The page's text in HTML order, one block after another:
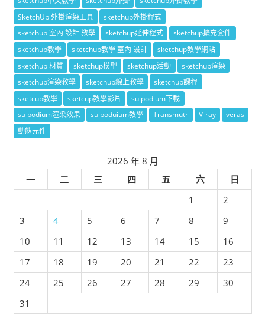
SketchUp 外掛渲染工具
sketchup外掛程式
sketchup 室內 設計 教學
sketchup延伸程式
sketchup擴充套件
sketchup教學
sketchup教學 室內 設計
sketchup教學網站
sketchup 材質
sketchup模型 sketchup活動
sketchup渲染
sketchup渲染教學
sketchup線上教學
sketchup課程
sketcup教學
sketcup教學影片
su podium下載
su podium渲染效果
su poduium教學 Transmutr V-ray
veras
動態元件
2026 年 8 月
一
二 三 四 五 六
日
1
2
3
4 5 6 7 8
9
10
11 12 13 14 15
16
17
18 19 20 21 22
23
24
25 26 27 28 29
30
31